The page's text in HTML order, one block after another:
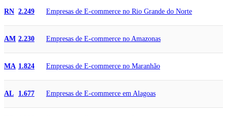
RN 2.249 Empresas de E-commerce no Rio Grande do Norte
AM 2.230 Empresas de E-commerce no Amazonas
MA 1.824 Empresas de E-commerce no Maranhão
AL 1.677 Empresas de E-commerce em Alagoas